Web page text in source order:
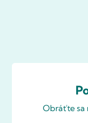
Obráťte sa